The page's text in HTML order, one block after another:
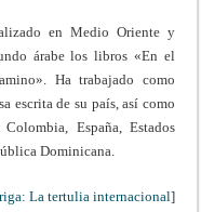
en Medio Oriente y
árabe los libros «En el
Ha trabajado como
escrita de su país, así como
España, Estados
Dominicana.
La tertulia internacional]